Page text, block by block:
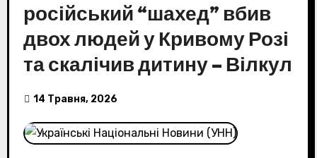
російський “шахед” вбив
двох людей у Кривому Розі
та скалічив дитину – Вілкул
14 Травня, 2026